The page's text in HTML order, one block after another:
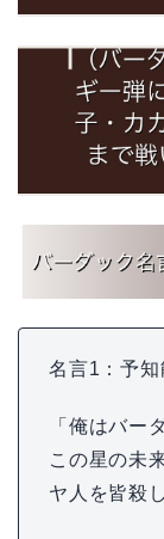
名言1：予
「俺はバ
この星の未
ヤ人を皆殺